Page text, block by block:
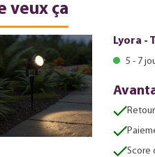
veux ça
Lyora -
5 - 7
Score